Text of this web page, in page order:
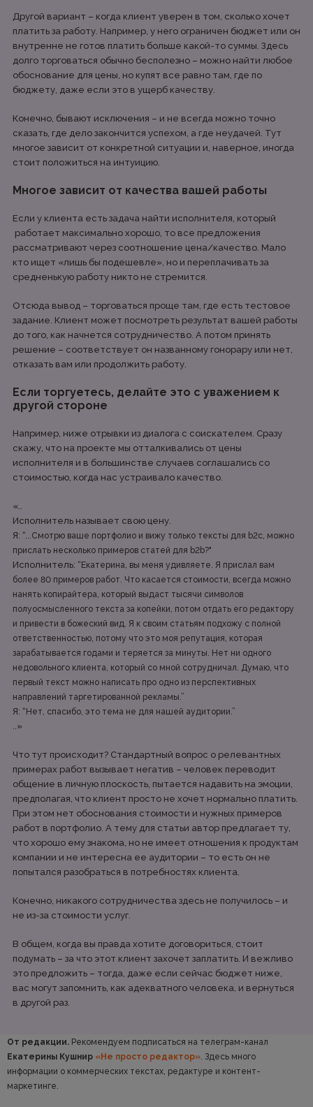
Другой вариант – когда клиент уверен в том, сколько хочет
платить за работу. Например, у него ограничен бюджет или он
внутренне не готов платить больше какой-то суммы. Здесь
долго торговаться обычно бесполезно – можно найти любое
обоснование для цены, но купят все равно там, где по
бюджету, даже если это в ущерб качеству.
Конечно, бывают исключения – и не всегда можно точно
сказать, где дело закончится успехом, а где неудачей. Тут
многое зависит от конкретной ситуации и, наверное, иногда
стоит положиться на интуицию.
Многое зависит от качества вашей работы
Если у клиента есть задача найти исполнителя, который
работает максимально хорошо, то все предложения
рассматривают через соотношение цена/качество. Мало
кто ищет «лишь бы подешевле», но и переплачивать за
средненькую работу никто не стремится.
Отсюда вывод – торговаться проще там, где есть тестовое
задание. Клиент может посмотреть результат вашей работы
до того, как начнется сотрудничество. А потом принять
решение – соответствует он названному гонорару или нет,
отказать вам или продолжить работу.
Если торгуетесь, делайте это с уважением к
другой стороне
Например, ниже отрывки из диалога с соискателем. Сразу
скажу, что на проекте мы отталкивались от цены
исполнителя и в большинстве случаев соглашались со
стоимостью, когда нас устраивало качество.
«..
Исполнитель называет свою цену.
Я: “...Смотрю ваше портфолио и вижу только тексты для b2c, можно
прислать несколько примеров статей для b2b?"
Исполнитель: “Екатерина, вы меня удивляете. Я прислал вам
более 80 примеров работ. Что касается стоимости, всегда можно
нанять копирайтера, который выдаст тысячи символов
полуосмысленного текста за копейки, потом отдать его редактору
и привести в божеский вид. Я к своим статьям подхожу с полной
ответственностью, потому что это моя репутация, которая
зарабатывается годами и теряется за минуты. Нет ни одного
недовольного клиента, который со мной сотрудничал. Думаю, что
первый текст можно написать про одно из перспективных
направлений таргетированной рекламы.”
Я: “Нет, спасибо, это тема не для нашей аудитории.”
..»
Что тут происходит? Стандартный вопрос о релевантных
примерах работ вызывает негатив – человек переводит
общение в личную плоскость, пытается надавить на эмоции,
предполагая, что клиент просто не хочет нормально платить.
При этом нет обоснования стоимости и нужных примеров
работ в портфолио. А тему для статьи автор предлагает ту,
что хорошо ему знакома, но не имеет отношения к продуктам
компании и не интересна ее аудитории – то есть он не
попытался разобраться в потребностях клиента.
Конечно, никакого сотрудничества здесь не получилось – и
не из-за стоимости услуг.
В общем, когда вы правда хотите договориться, стоит
подумать – за что этот клиент захочет заплатить. И вежливо
это предложить – тогда, даже если сейчас бюджет ниже,
вас могут запомнить, как адекватного человека, и вернуться
в другой раз.
От редакции. Рекомендуем подписаться на телеграм-канал
Екатерины Кушнир «Не просто редактор». Здесь много
информации о коммерческих текстах, редактуре и контент-
маркетинге.